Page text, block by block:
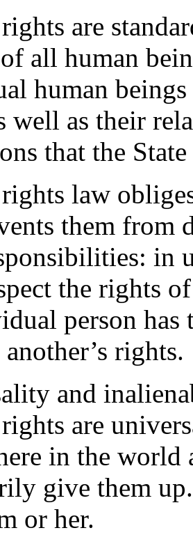
are
all human
human
well as their
that the
law
them from
in
the rights
person
rights.
and
are
in the world
give them
or her.